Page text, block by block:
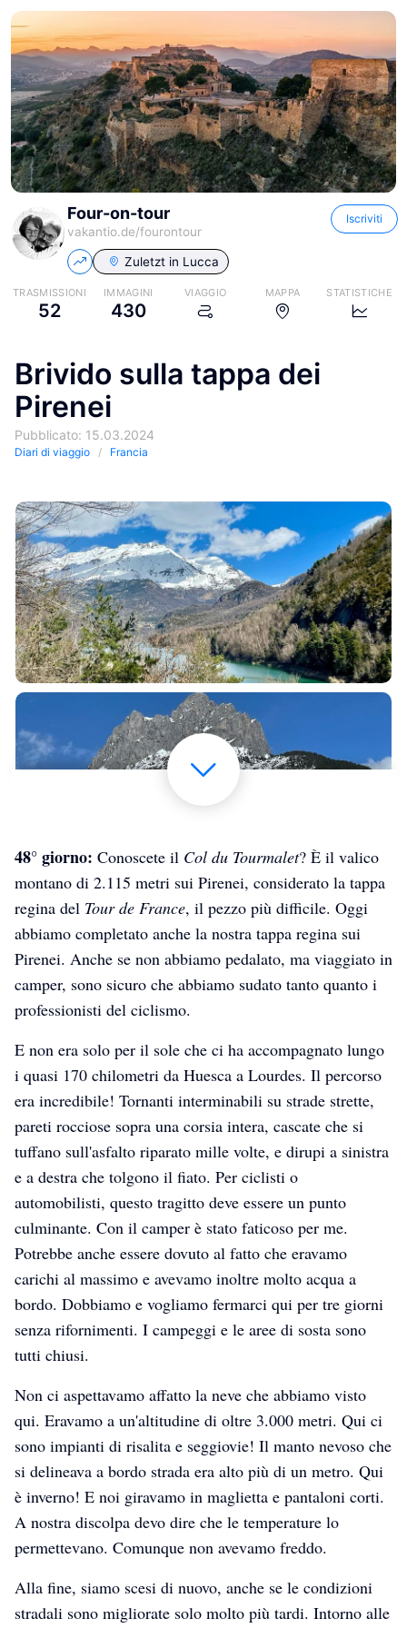
Four-on-tour
vakantio.de/fourontour
Iscriviti
Zuletzt in Lucca
TRASMISSIONI
52
IMMAGINI
430
VIAGGIO MAPPA STATISTICHE
Brivido sulla tappa dei
Pirenei
Pubblicato: 15.03.2024
Diari di viaggio Francia
48° giorno: Conoscete il Col du Tourmalet? È il valico
montano di 2.115 metri sui Pirenei, considerato la tappa
regina del Tour de France, il pezzo più difficile. Oggi
abbiamo completato anche la nostra tappa regina sui
Pirenei. Anche se non abbiamo pedalato, ma viaggiato in
camper, sono sicuro che abbiamo sudato tanto quanto i
professionisti del ciclismo.
E non era solo per il sole che ci ha accompagnato lungo
i quasi 170 chilometri da Huesca a Lourdes. Il percorso
era incredibile! Tornanti interminabili su strade strette,
pareti rocciose sopra una corsia intera, cascate che si
tuffano sull'asfalto riparato mille volte, e dirupi a sinistra
e a destra che tolgono il fiato. Per ciclisti o
automobilisti, questo tragitto deve essere un punto
culminante. Con il camper è stato faticoso per me.
Potrebbe anche essere dovuto al fatto che eravamo
carichi al massimo e avevamo inoltre molto acqua a
bordo. Dobbiamo e vogliamo fermarci qui per tre giorni
senza rifornimenti. I campeggi e le aree di sosta sono
tutti chiusi.
Non ci aspettavamo affatto la neve che abbiamo visto
qui. Eravamo a un'altitudine di oltre 3.000 metri. Qui ci
sono impianti di risalita e seggiovie! Il manto nevoso che
si delineava a bordo strada era alto più di un metro. Qui
è inverno! E noi giravamo in maglietta e pantaloni corti.
A nostra discolpa devo dire che le temperature lo
permettevano. Comunque non avevamo freddo.
Alla fine, siamo scesi di nuovo, anche se le condizioni
stradali sono migliorate solo molto più tardi. Intorno alle